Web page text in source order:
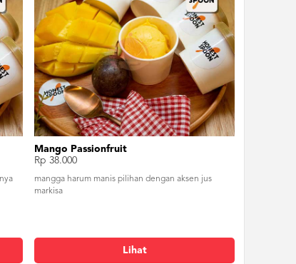
Mango Passionfruit
Rp 38.000
mangga harum manis pilihan dengan aksen jus
markisa
Lihat